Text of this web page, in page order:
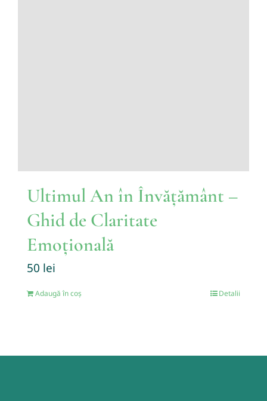
Ultimul An în Învățământ –
Ghid de Claritate
Emoțională
50 lei
Adaugă în coș Detalii